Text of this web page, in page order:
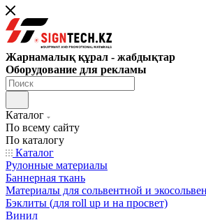
Жарнамалық құрал - жабдықтар
Оборудование для рекламы
Каталог
По всему сайту
По каталогу
Каталог
Рулонные материалы
Баннерная ткань
Материалы для сольвентной и
Бэклиты (для roll up и на просвет)
Винил